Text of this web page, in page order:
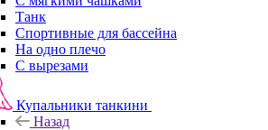
Танк
Спортивные для бассейна
На одно плечо
С вырезами
Купальники танкини
Назад